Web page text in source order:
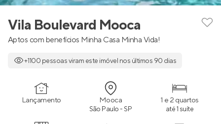
Vila Boulevard Mooca
Aptos com benefícios Minha Casa Minha Vida!
+1100 pessoas viram este imóvel nos últimos 90 dias
Lançamento Mooca
São Paulo - SP
1 e 2 quartos
até 1 suíte